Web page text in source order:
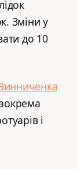
Зміни у
до 10
і